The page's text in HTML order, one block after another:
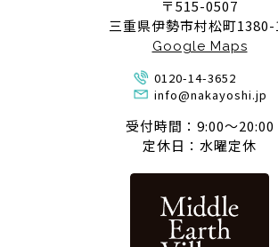
〒515-0507
三重県伊勢市村松町1380-
Google Maps
0120-14-3652
info@nakayoshi.jp
受付時間：9:00〜20:00
定休日：水曜定休